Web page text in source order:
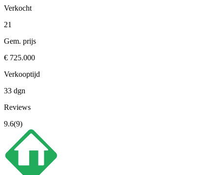
Verkocht
21
Gem. prijs
€ 725.000
Verkooptijd
33 dgn
Reviews
9.6(9)